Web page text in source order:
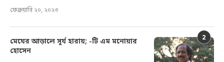
ফেব্রুয়ারি ২০, ২০২৩
2
মেঘের আড়ালে সূর্য হারায়; -টি এম মনোয়ার
হোসেন